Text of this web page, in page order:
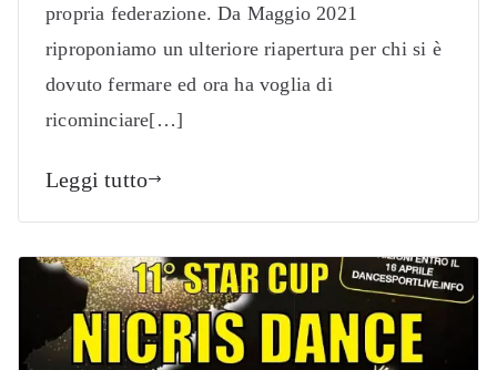
propria federazione. Da Maggio 2021
riproponiamo un ulteriore riapertura per chi si è
dovuto fermare ed ora ha voglia di
ricominciare[…]
Leggi tutto